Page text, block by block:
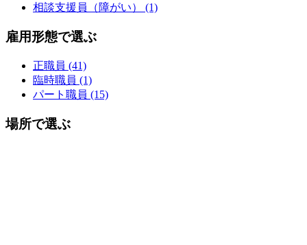
相談支援員（障がい） (1)
雇用形態で選ぶ
正職員 (41)
臨時職員 (1)
パート職員 (15)
場所で選ぶ